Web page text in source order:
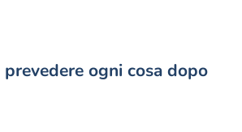
ogni cosa dopo